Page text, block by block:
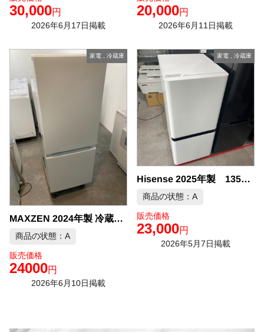
30,000円
2026年6月17日掲載
20,000円
2026年6月11日掲載
家電, 冷蔵庫
MAXZEN 2024年製 冷蔵庫 中古品販売
商品の状態：A
販売価格
24000円
2026年6月10日掲載
家電 , 冷蔵庫
Hisense 2025年製 135L 冷凍冷蔵庫 中古品販売
商品の状態：A
販売価格
23,000円
2026年5月7日掲載